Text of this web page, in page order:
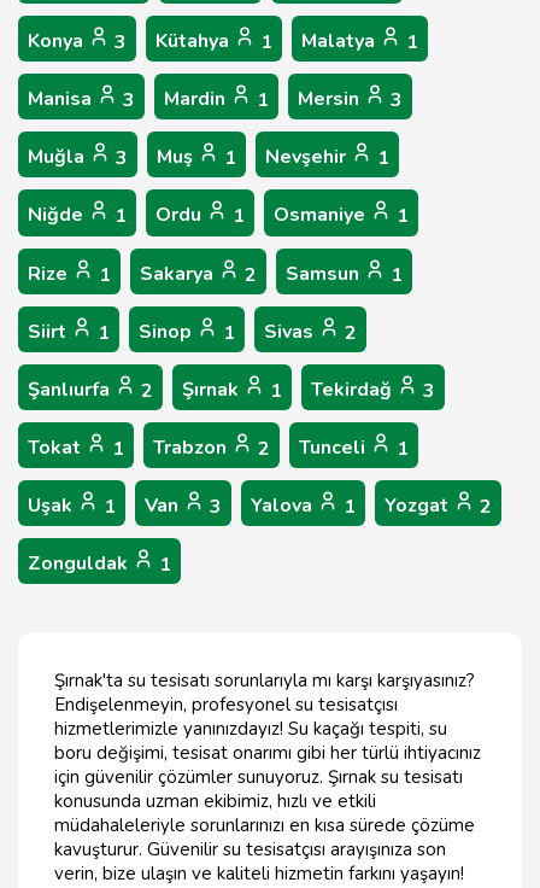
Konya 3 Kütahya 1 Malatya 1
Manisa 3 Mardin 1 Mersin 3
Muğla 3 Muş 1 Nevşehir 1
Niğde 1 Ordu 1 Osmaniye 1
Rize 1 Sakarya 2 Samsun 1
Siirt 1 Sinop 1 Sivas 2
Şanlıurfa 2 Şırnak 1 Tekirdağ 3
Tokat 1 Trabzon 2 Tunceli 1
Uşak 1 Van 3 Yalova 1 Yozgat 2
Zonguldak 1
Şırnak'ta su tesisatı sorunlarıyla mı karşı karşıyasınız?
Endişelenmeyin, profesyonel su tesisatçısı
hizmetlerimizle yanınızdayız! Su kaçağı tespiti, su
boru değişimi, tesisat onarımı gibi her türlü ihtiyacınız
için güvenilir çözümler sunuyoruz. Şırnak su tesisatı
konusunda uzman ekibimiz, hızlı ve etkili
müdahaleleriyle sorunlarınızı en kısa sürede çözüme
kavuşturur. Güvenilir su tesisatçısı arayışınıza son
verin, bize ulaşın ve kaliteli hizmetin farkını yaşayın!